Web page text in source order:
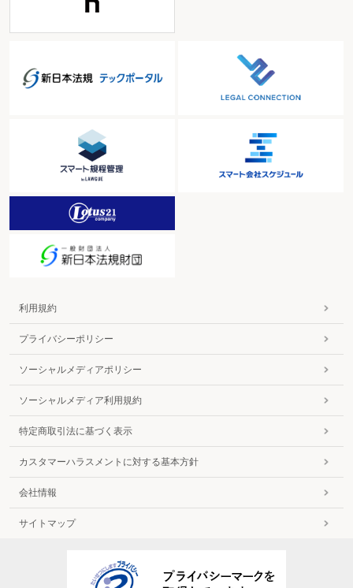
利用規約
プライバシーポリシー
ソーシャルメディアポリシー
ソーシャルメディア利用規約
特定商取引法に基づく表示
カスタマーハラスメントに対する基本方針
会社情報
サイトマップ